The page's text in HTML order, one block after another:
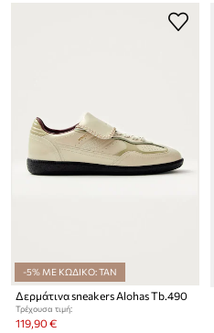
-5% ΜΕ ΚΩΔΙΚΟ: TAN
Δερμάτινα sneakers Alohas Tb.490
Τρέχουσα τιμή:
119,90 €